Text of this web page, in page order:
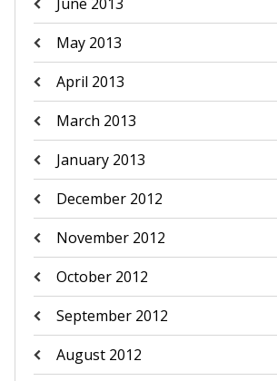
May 2013
April 2013
March 2013
January 2013
December 2012
November 2012
October 2012
September 2012
August 2012